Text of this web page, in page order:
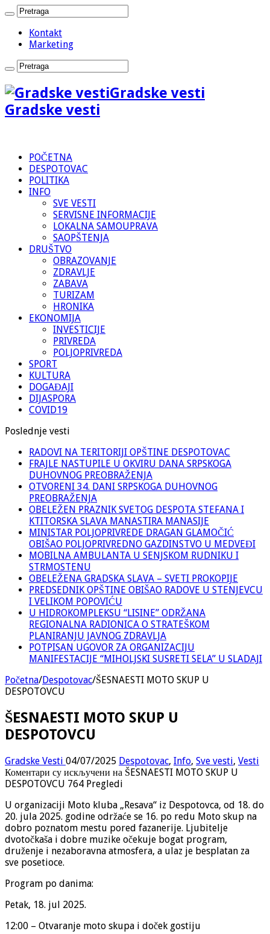
Kontakt
Marketing
Gradske vesti
Gradske vesti
POČETNA
DESPOTOVAC
POLITIKA
INFO
SVE VESTI
SERVISNE INFORMACIJE
LOKALNA SAMOUPRAVA
SAOPŠTENJA
DRUŠTVO
OBRAZOVANJE
ZDRAVLJE
ZABAVA
TURIZAM
HRONIKA
EKONOMIJA
INVESTICIJE
PRIVREDA
POLJOPRIVREDA
SPORT
KULTURA
DOGAĐAJI
DIJASPORA
COVID19
Poslednje vesti
RADOVI NA TERITORIJI OPŠTINE DESPOTOVAC
FRAJLE NASTUPILE U OKVIRU DANA SRPSKOGA
DUHOVNOG PREOBRAŽENJA
OTVORENI 34. DANI SRPSKOGA DUHOVNOG
PREOBRAŽENJA
OBELEŽEN PRAZNIK SVETOG DESPOTA STEFANA I
KTITORSKA SLAVA MANASTIRA MANASIJE
MINISTAR POLJOPRIVREDE DRAGAN GLAMOČIĆ
OBIŠAO POLJOPRIVREDNO GAZDINSTVO U MEDVEĐI
MOBILNA AMBULANTA U SENJSKOM RUDNIKU I
STRMOSTENU
OBELEŽENA GRADSKA SLAVA – SVETI PROKOPIJE
PREDSEDNIK OPŠTINE OBIŠAO RADOVE U STENJEVCU
I VELIKOM POPOVIĆU
U HIDROKOMPLEKSU “LISINE” ODRŽANA
REGIONALNA RADIONICA O STRATEŠKOM
PLANIRANJU JAVNOG ZDRAVLJA
POTPISAN UGOVOR ZA ORGANIZACIJU
MANIFESTACIJE “MIHOLJSKI SUSRETI SELA” U SLADAJI
Početna/Despotovac/ŠESNAESTI MOTO SKUP U
DESPOTOVCU
ŠESNAESTI MOTO SKUP U
DESPOTOVCU
Gradske Vesti 04/07/2025 Despotovac, Info, Sve vesti, Vesti
Коментари су искључени на ŠESNAESTI MOTO SKUP U
DESPOTOVCU 764 Pregledi
U organizaciji Moto kluba „Resava“ iz Despotovca, od 18. do
20. jula 2025. godine održaće se 16. po redu Moto skup na
dobro poznatom mestu pored fazanerije. Ljubitelje
dvotočkaša i dobre muzike očekuje bogat program,
druženje i nezaboravna atmosfera, a ulaz je besplatan za
sve posetioce.
Program po danima:
Petak, 18. jul 2025.
12:00 – Otvaranje moto skupa i doček gostiju